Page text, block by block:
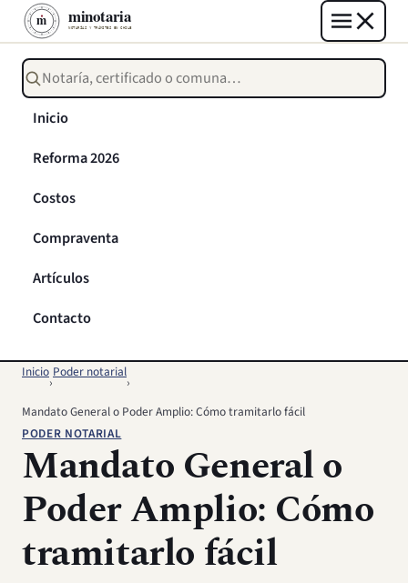
Buscar notarías, certificados o trámites
Inicio
Reforma 2026
Costos
Compraventa
Artículos
Contacto
Inicio
›
Poder notarial
›
Mandato General o Poder Amplio: Cómo tramitarlo fácil
PODER NOTARIAL
Mandato General o
Poder Amplio: Cómo
tramitarlo fácil